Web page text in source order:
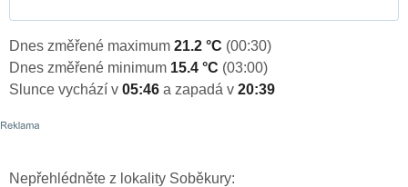
Dnes změřené maximum 21.2 °C (00:30)
Dnes změřené minimum 15.4 °C (03:00)
Slunce vychází v 05:46 a zapadá v 20:39
Nepřehlédněte z lokality Soběkury: